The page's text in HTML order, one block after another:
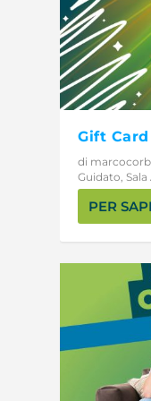
Gift Card
di
Guidato ,
PER